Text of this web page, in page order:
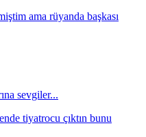
ama rüyanda başkası
sevgiler...
tiyatrocu çıktın bunu